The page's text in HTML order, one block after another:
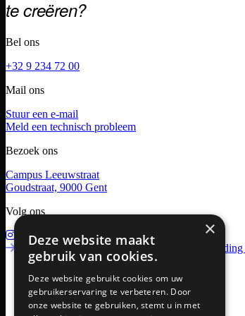
te creëren?
Bel ons
+32 9 234 72 00
Mail ons
Stuur een e-mail
Meld een technisch probleem
Bezoek ons
Campus Leeuwstraat
Goudstraat, 9000 Gent
Volg ons
Instagram
Facebook
LinkedIn
Schrijf me in!Meer informatie over deze opleiding
×
Deze website maakt
gebruik van cookies.
Deze website gebruikt cookies om uw
gebruikerservaring te verbeteren. Door
onze website te gebruiken, stemt u in met